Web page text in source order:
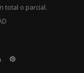
total o parcial.